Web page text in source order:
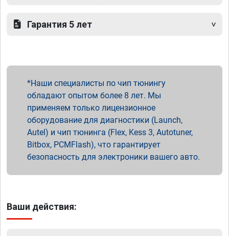
Гарантия 5 лет
Наши специалисты по чип тюнингу
обладают опытом более 8 лет. Мы
применяем только лицензионное
оборудование для диагностики (Launch,
Autel) и чип тюнинга (Flex, Kess 3, Autotuner,
Bitbox, PCMFlash), что гарантирует
безопасность для электроники вашего авто.
Ваши действия: